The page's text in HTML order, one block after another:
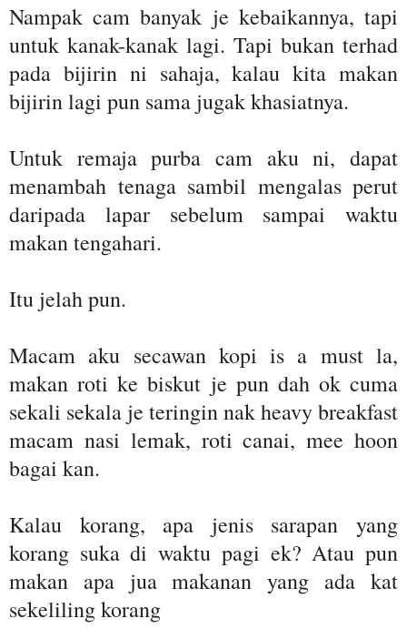
Nampak cam banyak je kebaikannya, tapi
untuk kanak-kanak lagi. Tapi bukan terhad
pada bijirin ni sahaja, kalau kita makan
bijirin lagi pun sama jugak khasiatnya.
Untuk remaja purba cam aku ni, dapat
menambah tenaga sambil mengalas perut
daripada lapar sebelum sampai waktu
makan tengahari.
Itu jelah pun.
Macam aku secawan kopi is a must la,
makan roti ke biskut je pun dah ok cuma
sekali sekala je teringin nak heavy breakfast
macam nasi lemak, roti canai, mee hoon
bagai kan.
Kalau korang, apa jenis sarapan yang
korang suka di waktu pagi ek? Atau pun
makan apa jua makanan yang ada kat
sekeliling korang